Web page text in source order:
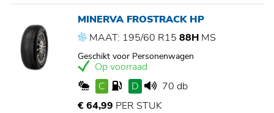
MINERVA FROSTRACK HP
MAAT: 195/60 R15 88H MS
Geschikt voor Personenwagen
Op voorraad
C
D
70 db
€ 64,99 PER STUK